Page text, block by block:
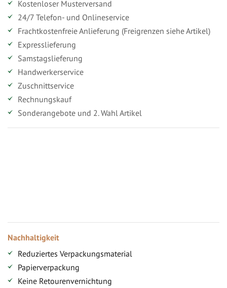
Kostenloser Musterversand
24/7 Telefon- und Onlineservice
Frachtkostenfreie Anlieferung (Freigrenzen siehe Artikel)
Expresslieferung
Samstagslieferung
Handwerkerservice
Zuschnittservice
Rechnungskauf
Sonderangebote und 2. Wahl Artikel
Nachhaltigkeit
Reduziertes Verpackungsmaterial
Papierverpackung
Keine Retourenvernichtung